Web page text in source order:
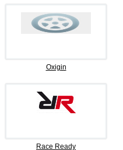
Oxigin
Race Ready